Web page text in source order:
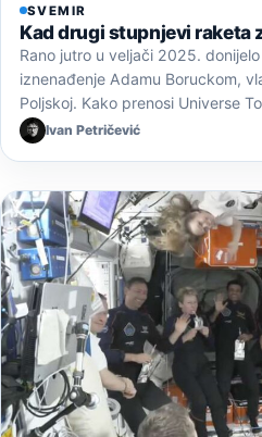
SVEMIR
Kad drugi stupnjevi raketa
Rano jutro u veljači 2025.
iznenađenje Adamu Boruckom,
Poljskoj. Kako prenosi Universe
Ivan Petričević